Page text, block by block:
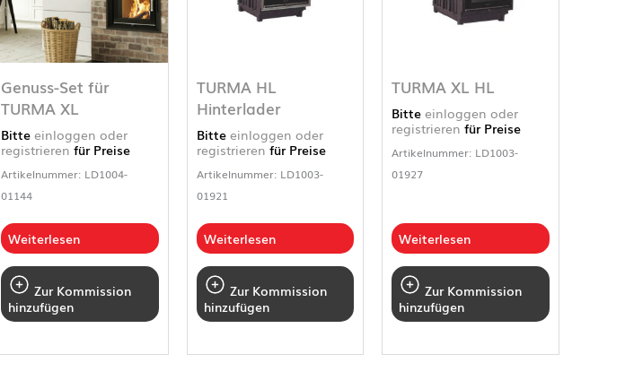
Genuss-Set für
TURMA XL
Bitte einloggen oder
registrieren für Preise
Artikelnummer: LD1004-
01144
Weiterlesen
Zur Kommission
hinzufügen
TURMA HL
Hinterlader
Bitte einloggen oder
registrieren für Preise
Artikelnummer: LD1003-
01921
Weiterlesen
Zur Kommission
hinzufügen
TURMA XL HL
Bitteeinloggen oder
registrieren für Preise
Artikelnummer: LD1003-
01927
Weiterlesen
Zur Kommission
hinzufügen